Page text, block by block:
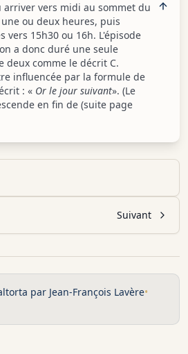
vers midi au sommet du
ou deux heures, puis
vers 15h30 ou 16h. L'épisode
a donc duré une seule
deux comme le décrit C.
influencée par la formule de
: « Or le jour suivant». (Le
en fin de (suite page
Suivant
par Jean-François Lavère•